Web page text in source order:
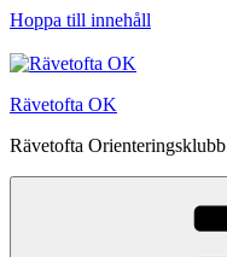
Hoppa till innehåll
Rävetofta OK
Rävetofta Orienteringsklubb